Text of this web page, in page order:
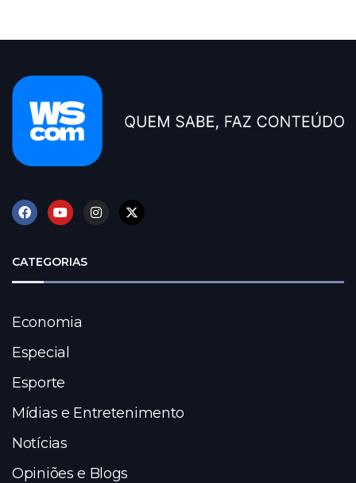
CATEGORIAS
Economia
Especial
Esporte
Mídias e Entretenimento
Notícias
Opiniões e Blogs